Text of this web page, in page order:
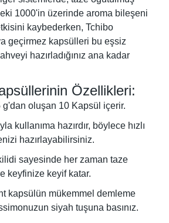
1000'in üzerinde aroma bileşeni
kaybederken, Tchibo
geçirmez kapsülleri bu eşsiz
hazırladığınız ana kadar
Özellikleri:
g'dan oluşan 10 Kapsül içerir.
kullanıma hazırdır, böylece hızlı
hazırlayabilirsiniz.
sayesinde her zaman taze
keyfinize keyif katar.
kapsülün mükemmel demleme
siyah tuşuna basınız.